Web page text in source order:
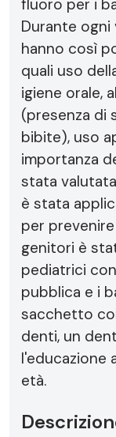
fluoro per i
Durante
hanno così
quali uso
igiene orale,
(presenza di
bibite), uso
importanza
stata
è stata
per
genitori è
pediatrici
pubblica e i
sacchetto
denti, un
l'educazione
età.